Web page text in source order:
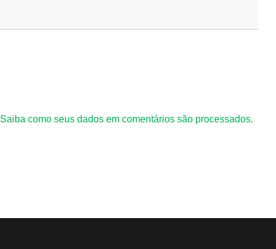
Saiba como seus dados em comentários são processados.